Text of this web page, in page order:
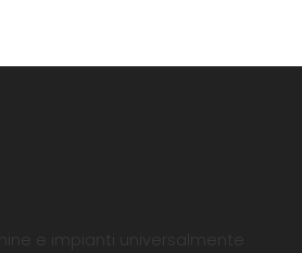
e impianti universalmente